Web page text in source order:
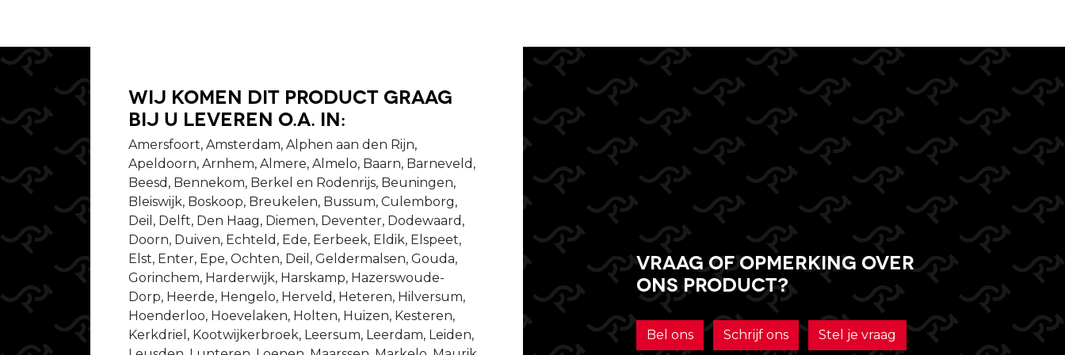
Wij komen dit product graag
bij u leveren o.a. in:
Amersfoort, Amsterdam, Alphen aan den Rijn,
Apeldoorn, Arnhem, Almere, Almelo, Baarn, Barneveld,
Beesd, Bennekom, Berkel en Rodenrijs, Beuningen,
Bleiswijk, Boskoop, Breukelen, Bussum, Culemborg,
Deil, Delft, Den Haag, Diemen, Deventer, Dodewaard,
Doorn, Duiven, Echteld, Ede, Eerbeek, Eldik, Elspeet,
Elst, Enter, Epe, Ochten, Deil, Geldermalsen, Gouda,
Gorinchem, Harderwijk, Harskamp, Hazerswoude-
Dorp, Heerde, Hengelo, Herveld, Heteren, Hilversum,
Hoenderloo, Hoevelaken, Holten, Huizen, Kesteren,
Kerkdriel, Kootwijkerbroek, Leersum, Leerdam, Leiden,
Vraag of opmerking over
ons product?
Bel ons Schrijf ons Stel je vraag